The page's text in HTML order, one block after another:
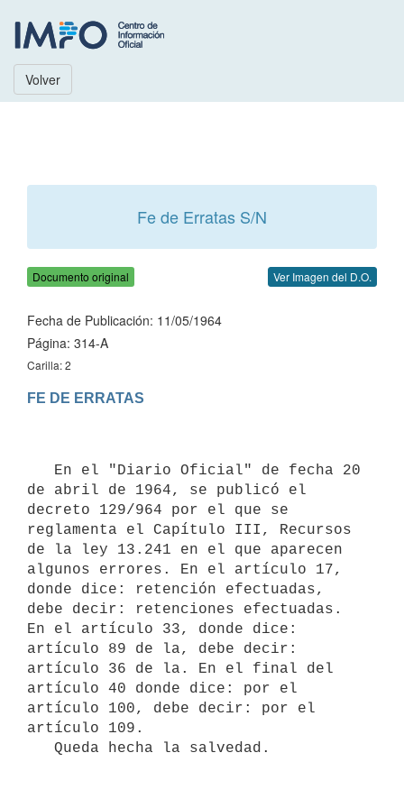
Volver
Fe de Erratas S/N
Documento original Ver Imagen del D.O.
Fecha de Publicación: 11/05/1964
Página: 314-A
Carilla: 2
FE DE ERRATAS
de abril de 1964, se publicó el
decreto 129/964 por el que se
reglamenta el Capítulo III, Recursos
de la ley 13.241 en el que aparecen
algunos errores. En el artículo 17,
donde dice: retención efectuadas,
debe decir: retenciones efectuadas.
En el artículo 33, donde dice:
artículo 89 de la, debe decir:
artículo 36 de la. En el final del
artículo 40 donde dice: por el
artículo 100, debe decir: por el
artículo 109.
   Queda hecha la salvedad.